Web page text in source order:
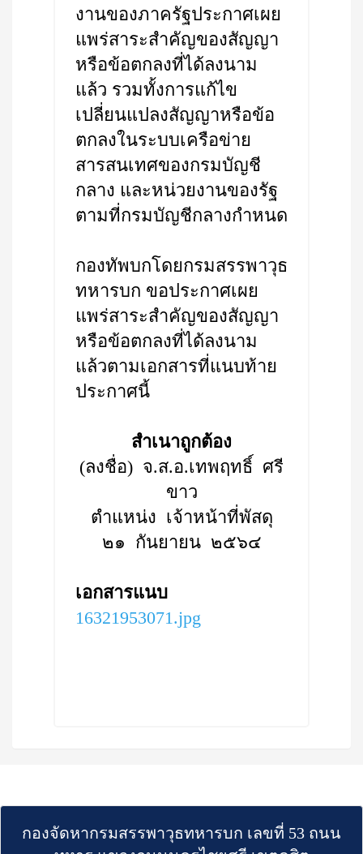
งานของภาครัฐประกาศเผย
แพร่สาระสำคัญของสัญญา
หรือข้อตกลงที่ได้ลงนาม
แล้ว รวมทั้งการแก้ไข
เปลี่ยนแปลงสัญญาหรือข้อ
ตกลงในระบบเครือข่าย
สารสนเทศของกรมบัญชี
กลาง และหน่วยงานของรัฐ
ตามที่กรมบัญชีกลางกำหนด
กองทัพบกโดยกรมสรรพาวุธ
ทหารบก ขอประกาศเผย
แพร่สาระสำคัญของสัญญา
หรือข้อตกลงที่ได้ลงนาม
แล้วตามเอกสารที่แนบท้าย
ประกาศนี้
สำเนาถูกต้อง
(ลงชื่อ) จ.ส.อ.เทพฤทธิ์ ศรี
ขาว
ตำแหน่ง เจ้าหน้าที่พัสดุ
๒๑ กันยายน ๒๕๖๔
เอกสารแนบ
16321953071.jpg
กองจัดหากรมสรรพาวุธทหารบก เลขที่ 53 ถนน